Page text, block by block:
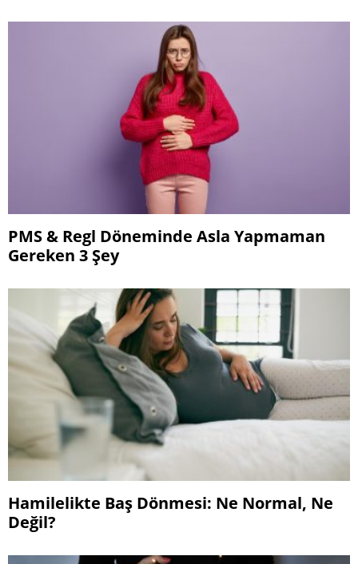
PMS & Regl Döneminde Asla Yapmaman
Gereken 3 Şey
Hamilelikte Baş Dönmesi: Ne Normal, Ne
Değil?